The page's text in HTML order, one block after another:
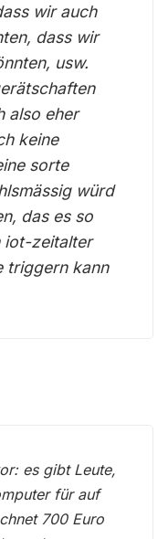
wir auch
dass wir
usw.
also eher
keine
sorte
würd
das es so
iot-zeitalter
triggern kann
es gibt Leute,
für auf
700 Euro